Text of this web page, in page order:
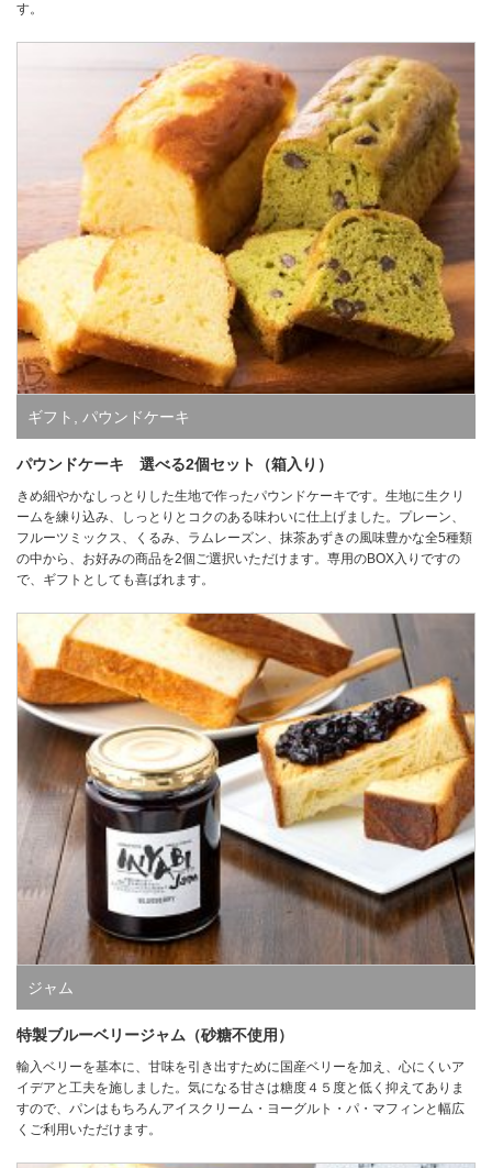
す。
ギフト パウンドケーキ
パウンドケーキ 選べる2個セット（箱入り）
きめ細やかなしっとりした生地で作ったパウンドケーキです。生地に生クリ
ームを練り込み、しっとりとコクのある味わいに仕上げました。プレーン、
フルーツミックス、くるみ、ラムレーズン、抹茶あずきの風味豊かな全5種類
の中から、お好みの商品を2個ご選択いただけます。専用のBOX入りですの
で、ギフトとしても喜ばれます。
ジャム
特製ブルーベリージャム（砂糖不使用）
輸入ベリーを基本に、甘味を引き出すために国産ベリーを加え、心にくいア
イデアと工夫を施しました。気になる甘さは糖度４５度と低く抑えてありま
すので、パンはもちろんアイスクリーム・ヨーグルト・パ・マフィンと幅広
くご利用いただけます。